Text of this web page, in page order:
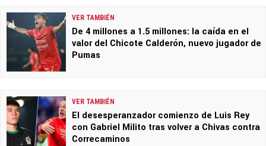
VER TAMBIÉN
De 4 millones a 1.5 millones: la caída en el
valor del Chicote Calderón, nuevo jugador de
Pumas
VER TAMBIÉN
El desesperanzador comienzo de Luis Rey
con Gabriel Milito tras volver a Chivas contra
Correcaminos